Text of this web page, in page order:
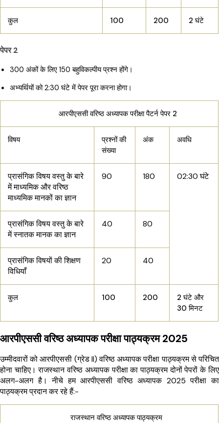
कुल 100 200 2 घंटे
पेपर 2
300 अंकों के लिए 150 बहुविकल्पीय प्रश्न होंगे।
अभ्यर्थियों को 2:30 घंटे में पेपर पूरा करना होगा।
आरपीएससी वरिष्ठ अध्यापक परीक्षा पैटर्न पेपर 2
विषय
प्रश्नों की
संख्या
अंक अवधि
प्रासंगिक विषय वस्तु के बारे
में माध्यमिक और वरिष्ठ
माध्यमिक मानकों का ज्ञान
90 180 02:30 घंटे
प्रासंगिक विषय वस्तु के बारे
में स्नातक मानक का ज्ञान
40 80
प्रासंगिक विषयों की शिक्षण
विधियाँ
20 40
कुल 100 200
2 घंटे और
30 मिनट
आरपीएससी वरिष्ठ अध्यापक परीक्षा पाठ्यक्रम 2025
उम्मीदवारों को आरपीएससी (ग्रेड II) वरिष्ठ अध्यापक परीक्षा पाठ्यक्रम से परिचित
होना चाहिए। राजस्थान वरिष्ठ अध्यापक परीक्षा का पाठ्यक्रम दोनों पेपरों के लिए
अलग-अलग है। नीचे हम आरपीएससी वरिष्ठ अध्यापक 2025 परीक्षा का
पाठ्यक्रम प्रदान कर रहे हैं:-
राजस्थान वरिष्ठ अध्यापक पाठ्यक्रम